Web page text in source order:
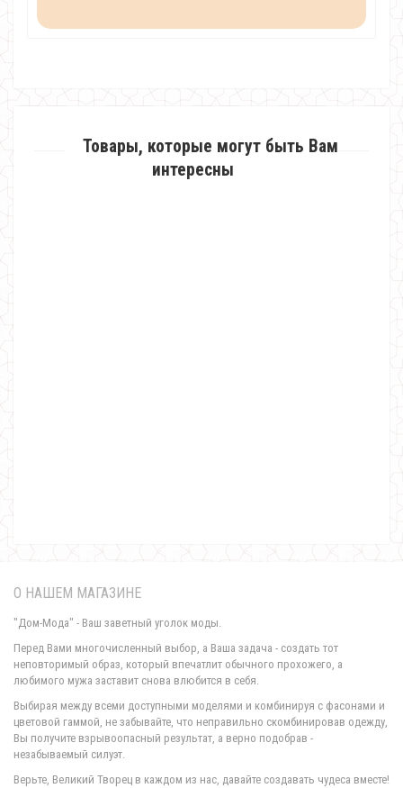
Товары, которые могут быть Вам
интересны
620.00грн.
О НАШЕМ МАГАЗИНЕ
"Дом-Мода" - Ваш заветный уголок моды.
Перед Вами многочисленный выбор, а Ваша задача - создать тот
неповторимый образ, который впечатлит обычного прохожего, а
любимого мужа заставит снова влюбится в себя.
Выбирая между всеми доступными моделями и комбинируя с фасонами и
цветовой гаммой, не забывайте, что неправильно скомбинировав одежду,
Вы получите взрывоопасный результат, а верно подобрав -
незабываемый силуэт.
Верьте, Великий Творец в каждом из нас, давайте создавать чудеса вместе!